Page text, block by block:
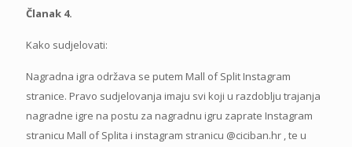
Članak 4.
Kako sudjelovati:
Nagradna igra održava se putem Mall of Split Instagram
stranice. Pravo sudjelovanja imaju svi koji u razdoblju trajanja
nagradne igre na postu za nagradnu igru zaprate Instagram
stranicu Mall of Splita i instagram stranicu @ciciban.hr , te u